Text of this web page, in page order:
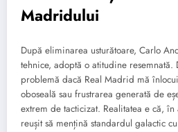
Madridului
După eliminarea usturătoare, Carlo
tehnice, adoptă o atitudine
problemă dacă Real Madrid mă
oboseală sau frustrarea generată de
extrem de tacticizat. Realitatea e că,
reușit să mențină standardul galactic